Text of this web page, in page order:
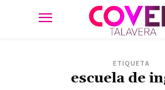
ETIQUETA
escuela de